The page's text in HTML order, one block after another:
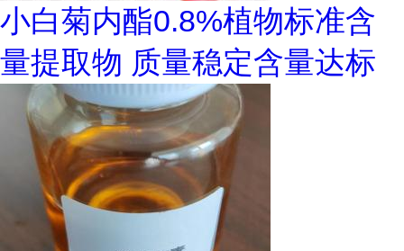
小白菊内酯0.8%植物标准含
量提取物 质量稳定含量达标